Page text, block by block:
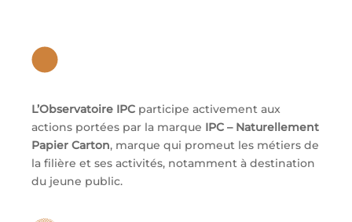
L’Observatoire IPC participe activement aux
actions portées par la marque IPC – Naturellement
Papier Carton, marque qui promeut les métiers de
la filière et ses activités, notamment à destination
du jeune public.